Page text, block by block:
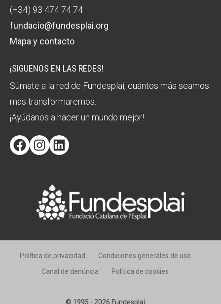
(+34) 93 474 74 74
fundacio@fundesplai.org
Mapa y contacto
¡SIGUENOS EN LAS REDES!
Súmate a la red de Fundesplai, cuántos más seamos
más transformaremos.
¡Ayúdanos a hacer un mundo mejor!
FacebookInstagram
LinkedIn
© 1995 - 2026 Fundesplai
Política de privacidad
Condiciones generales de uso
Canal de denúncia
Política de cookies